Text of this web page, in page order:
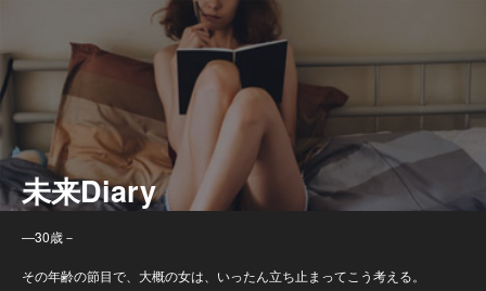
未来Diary
―30歳－
その年齢の節目で、大概の女は、いったん立ち止まってこう考える。